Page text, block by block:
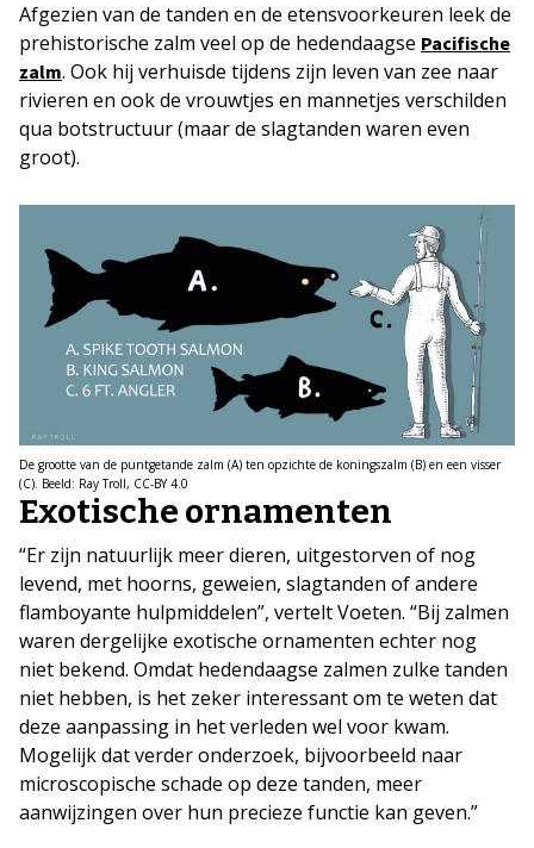
Afgezien van de tanden en de etensvoorkeuren leek de
prehistorische zalm veel op de hedendaagse Pacifische
zalm. Ook hij verhuisde tijdens zijn leven van zee naar
rivieren en ook de vrouwtjes en mannetjes verschilden
qua botstructuur (maar de slagtanden waren even
groot).
De grootte van de puntgetande zalm (A) ten opzichte de koningszalm (B) en een visser
(C). Beeld: Ray Troll, CC-BY 4.0
Exotische ornamenten
“Er zijn natuurlijk meer dieren, uitgestorven of nog
levend, met hoorns, geweien, slagtanden of andere
flamboyante hulpmiddelen”, vertelt Voeten. “Bij zalmen
waren dergelijke exotische ornamenten echter nog
niet bekend. Omdat hedendaagse zalmen zulke tanden
niet hebben, is het zeker interessant om te weten dat
deze aanpassing in het verleden wel voor kwam.
Mogelijk dat verder onderzoek, bijvoorbeeld naar
microscopische schade op deze tanden, meer
aanwijzingen over hun precieze functie kan geven.”